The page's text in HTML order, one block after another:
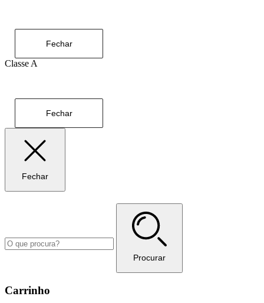
Fechar
Classe A
Fechar
Fechar
Procurar
Carrinho